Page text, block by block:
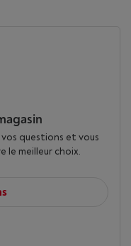
questions et vous
le meilleur choix.